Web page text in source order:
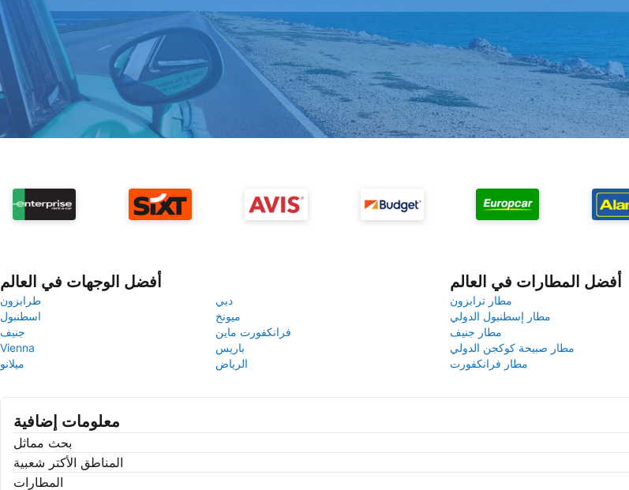
أفضل الوجهات في العالم
طرابزون
دبي
اسطنبول
ميونخ
جنيف
فرانكفورت ماين
Vienna
باريس
ميلانو
الرياض
أفضل المطارات في العالم
مطار ترابزون
مطار إسطنبول الدولي
مطار جنيف
مطار صبيحة كوكجن الدولي
مطار فرانكفورت
معلومات إضافية
بحث مماثل
المناطق الأكتر شعبية
المطارات